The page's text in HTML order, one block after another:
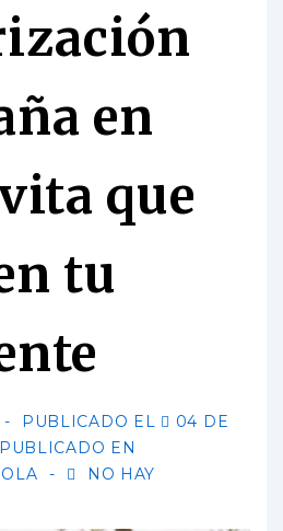
en
que
tu
PUBLICADO EL
04 DE
PUBLICADO EN
NO HAY